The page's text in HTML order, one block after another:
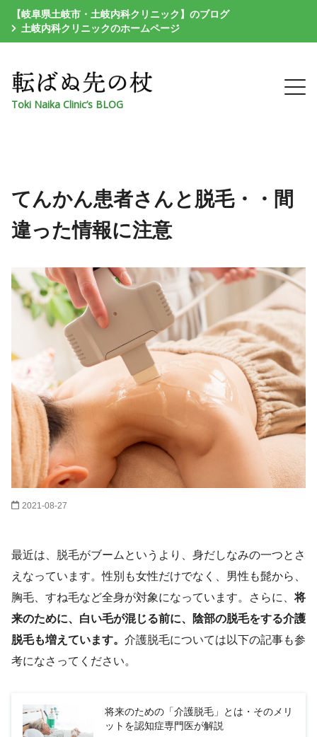
【岐阜県土岐市・土岐内科クリニック】のブログ
土岐内科クリニックのホームページ
Toki Naika Clinic’s BLOG
てんかん患者さんと脱毛・・間
違った情報に注意
2021-08-27
最近は、脱毛がブームというより、身だしなみの一つとさ
えなっています。性別も女性だけでなく、男性も髭から、
胸毛、すね毛など全身が対象になっています。さらに、将
来のために、白い毛が混じる前に、陰部の脱毛をする介護
脱毛も増えています。 介護脱毛については以下の記事も参
考になさってください。
将来のための「介護脱毛」とは・そのメリ
ットを認知症専門医が解説